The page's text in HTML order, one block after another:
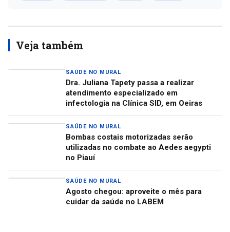
Veja também
SAÚDE NO MURAL
Dra. Juliana Tapety passa a realizar
atendimento especializado em
infectologia na Clínica SID, em Oeiras
SAÚDE NO MURAL
Bombas costais motorizadas serão
utilizadas no combate ao Aedes aegypti
no Piauí
SAÚDE NO MURAL
Agosto chegou: aproveite o mês para
cuidar da saúde no LABEM